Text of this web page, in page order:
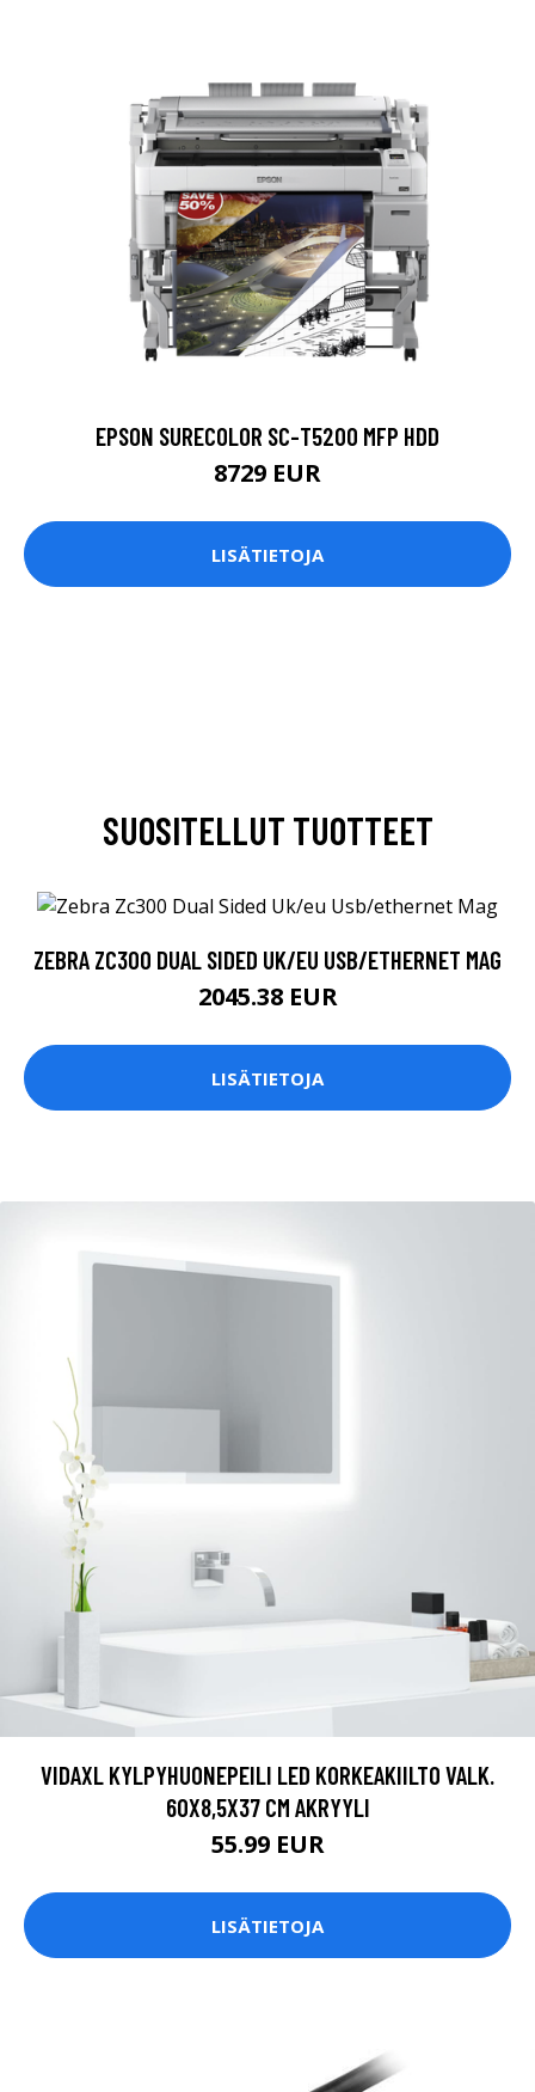
EPSON SURECOLOR SC-T5200 MFP HDD
8729 EUR
LISÄTIETOJA
SUOSITELLUT TUOTTEET
ZEBRA ZC300 DUAL SIDED UK/EU USB/ETHERNET MAG
2045.38 EUR
LISÄTIETOJA
VIDAXL KYLPYHUONEPEILI LED KORKEAKIILTO VALK.
60X8,5X37 CM AKRYYLI
55.99 EUR
LISÄTIETOJA